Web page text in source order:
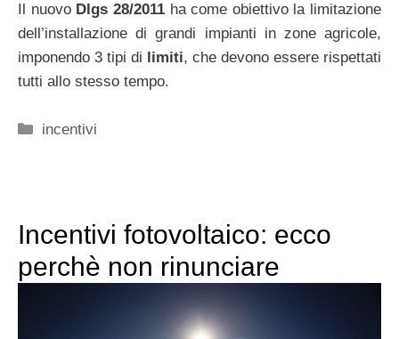
Il nuovo Dlgs 28/2011ha come obiettivo la limitazione
dell’installazione di grandi impianti in zone agricole,
imponendo 3 tipi di limiti, che devono essere rispettati
tutti allo stesso tempo.
Categorie
incentivi
Incentivi fotovoltaico: ecco
perchè non rinunciare